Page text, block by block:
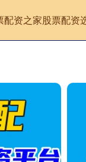
配资之家股票配资